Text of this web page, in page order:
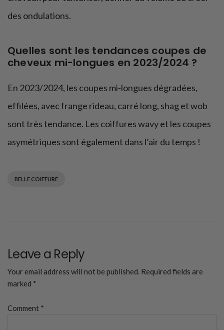
des ondulations.
Quelles sont les tendances coupes de
cheveux mi-longues en 2023/2024 ?
En 2023/2024, les coupes mi-longues dégradées,
effilées, avec frange rideau, carré long, shag et wob
sont très tendance. Les coiffures wavy et les coupes
asymétriques sont également dans l’air du temps !
BELLE COIFFURE
Leave a Reply
Your email address will not be published. Required fields are
marked *
Comment *